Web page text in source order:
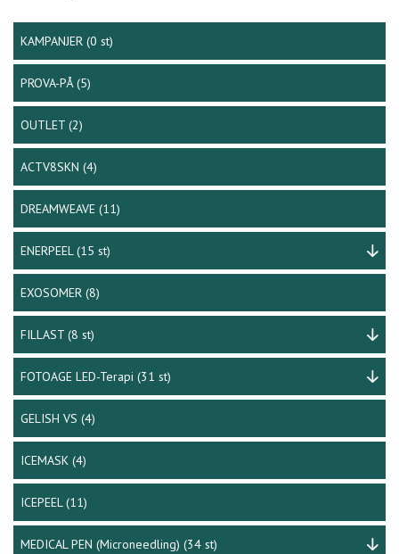
KAMPANJER (0 st)
PROVA-PÅ(5)
OUTLET(2)
ACTV8SKN(4)
DREAMWEAVE(11)
ENERPEEL (15 st)
EXOSOMER(8)
FILLAST (8 st)
FOTOAGE LED-Terapi (31 st)
GELISH VS(4)
ICEMASK(4)
ICEPEEL(11)
MEDICAL PEN (Microneedling) (34 st)